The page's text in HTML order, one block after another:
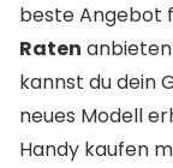
beste Angebot
Raten
kannst du dein
neues Modell
Handy kaufen